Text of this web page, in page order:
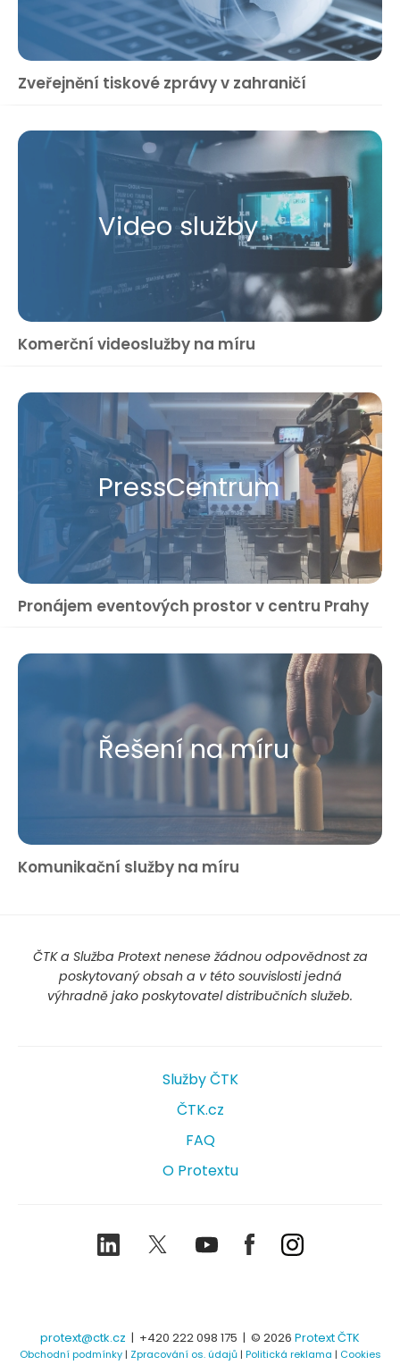
Zveřejnění tiskové zprávy v zahraničí
Video služby
Komerční videoslužby na míru
Press​Centrum
Pronájem eventových prostor v centru Prahy
Řešení na míru
Komunikační služby na míru
ČTK a Služba Protext nenese žádnou odpovědnost za
poskytovaný obsah a v této souvislosti jedná
výhradně jako poskytovatel distribučních služeb.
Služby ČTK
ČTK.cz
FAQ
O Protextu
LinkedIn TwitterYoutubeFacebookInstagram
protext@ctk.cz | +420 222 098 175 | © 2026 Protext ČTK
Obchodní podmínky| Zpracování os. údajů| Politická reklama | Cookies